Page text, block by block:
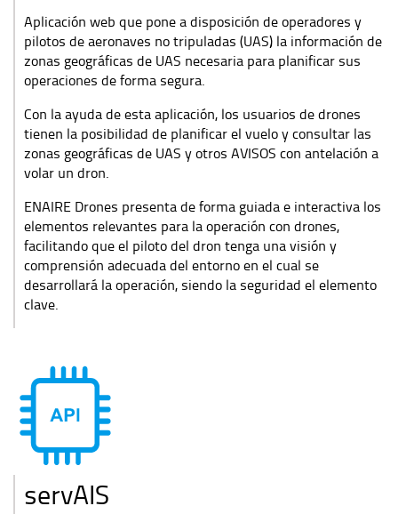
Aplicación web que pone a disposición de operadores y
pilotos de aeronaves no tripuladas (UAS) la información de
zonas geográficas de UAS necesaria para planificar sus
operaciones de forma segura.
Con la ayuda de esta aplicación, los usuarios de drones
tienen la posibilidad de planificar el vuelo y consultar las
zonas geográficas de UAS y otros AVISOS con antelación a
volar un dron.
ENAIRE Drones presenta de forma guiada e interactiva los
elementos relevantes para la operación con drones,
facilitando que el piloto del dron tenga una visión y
comprensión adecuada del entorno en el cual se
desarrollará la operación, siendo la seguridad el elemento
clave.
servAIS